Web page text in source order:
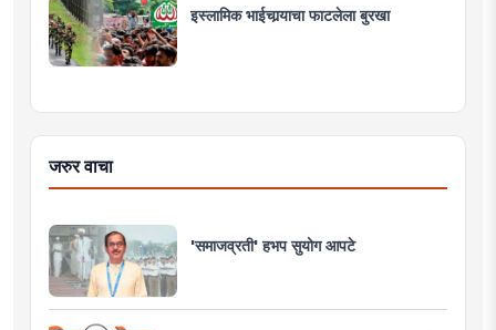
इस्लामिक भाईचार्‍याचा फाटलेला बुरखा
जरुर वाचा
'समाजव्रती' हभप सुयोग आपटे